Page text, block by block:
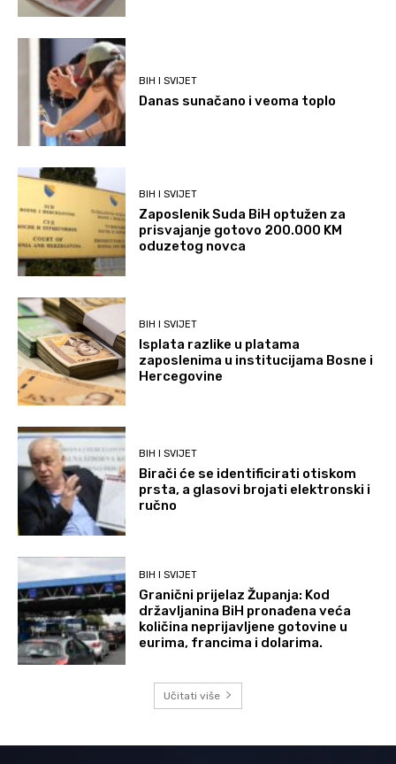
BIH I SVIJET
Danas sunačano i veoma toplo
BIH I SVIJET
Zaposlenik Suda BiH optužen za
prisvajanje gotovo 200.000 KM
oduzetog novca
BIH I SVIJET
Isplata razlike u platama
zaposlenima u institucijama Bosne i
Hercegovine
BIH I SVIJET
Birači će se identificirati otiskom
prsta, a glasovi brojati elektronski i
ručno
BIH I SVIJET
Granični prijelaz Županja: Kod
državljanina BiH pronađena veća
količina neprijavljene gotovine u
eurima, francima i dolarima.
Učitati više